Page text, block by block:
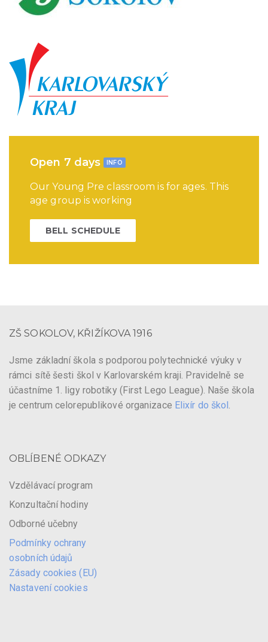
Open 7 days INFO
Our Young Pre classroom is for ages. This
age group is working
BELL SCHEDULE
ZŠ SOKOLOV, KŘIŽÍKOVA 1916
Jsme základní škola s podporou polytechnické výuky v
rámci sítě šesti škol v Karlovarském kraji. Pravidelně se
účastníme 1. ligy robotiky (First Lego League). Naše škola
je centrum celorepublikové organizace Elixír do škol.
OBLÍBENÉ ODKAZY
Vzdělávací program
Konzultační hodiny
Odborné učebny
Podmínky ochrany
osobních údajů
Zásady cookies (EU)
Nastavení cookies